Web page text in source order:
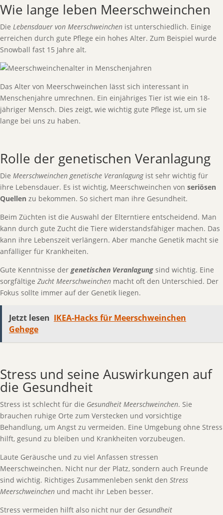
Wie lange leben Meerschweinchen
Die Lebensdauer von Meerschweinchen ist unterschiedlich. Einige
erreichen durch gute Pflege ein hohes Alter. Zum Beispiel wurde
Snowball fast 15 Jahre alt.
Das Alter von Meerschweinchen lässt sich interessant in
Menschenjahre umrechnen. Ein einjähriges Tier ist wie ein 18-
jähriger Mensch. Dies zeigt, wie wichtig gute Pflege ist, um sie
lange bei uns zu haben.
Rolle der genetischen Veranlagung
Die Meerschweinchen genetische Veranlagungist sehr wichtig für
ihre Lebensdauer. Es ist wichtig, Meerschweinchen von seriösen
Quellen zu bekommen. So sichert man ihre Gesundheit.
Beim Züchten ist die Auswahl der Elterntiere entscheidend. Man
kann durch gute Zucht die Tiere widerstandsfähiger machen. Das
kann ihre Lebenszeit verlängern. Aber manche Genetik macht sie
anfälliger für Krankheiten.
Gute Kenntnisse der genetischen Veranlagung sind wichtig. Eine
sorgfältige Zucht Meerschweinchen macht oft den Unterschied. Der
Fokus sollte immer auf der Genetik liegen.
Jetzt lesen IKEA-Hacks für Meerschweinchen
Gehege
Stress und seine Auswirkungen auf
die Gesundheit
Stress ist schlecht für die Gesundheit Meerschweinchen. Sie
brauchen ruhige Orte zum Verstecken und vorsichtige
Behandlung, um Angst zu vermeiden. Eine Umgebung ohne Stress
hilft, gesund zu bleiben und Krankheiten vorzubeugen.
Laute Geräusche und zu viel Anfassen stressen
Meerschweinchen. Nicht nur der Platz, sondern auch Freunde
sind wichtig. Richtiges Zusammenleben senkt den Stress
Meerschweinchen und macht ihr Leben besser.
Stress vermeiden hilft also nicht nur der Gesundheit